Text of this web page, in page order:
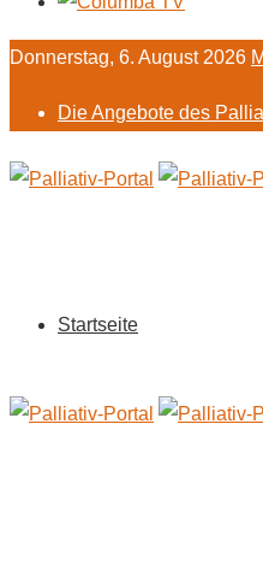
Donnerstag, 6. August 2026
Die Angebote des
Startseite